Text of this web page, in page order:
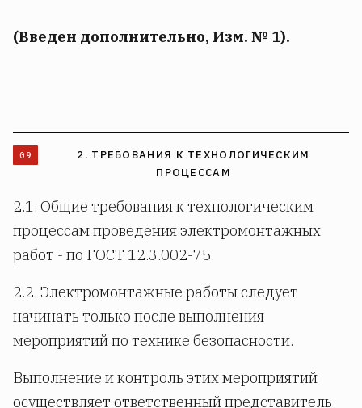
(Введен дополнительно, Изм. № 1).
2. ТРЕБОВАНИЯ К ТЕХНОЛОГИЧЕСКИМ
ПРОЦЕССАМ
2.1. Общие требования к технологическим
процессам проведения электромонтажных
работ - по ГОСТ 12.3.002-75.
2.2. Электромонтажные работы следует
начинать только после выполнения
мероприятий по технике безопасности.
Выполнение и контроль этих мероприятий
осуществляет ответственный представитель